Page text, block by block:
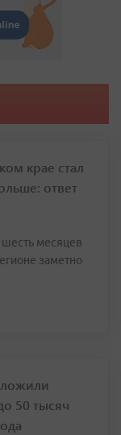
крае стал
ответ
месяцев
заметно
50 тысяч